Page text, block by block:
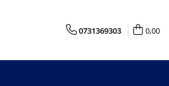
0731369303 0,00